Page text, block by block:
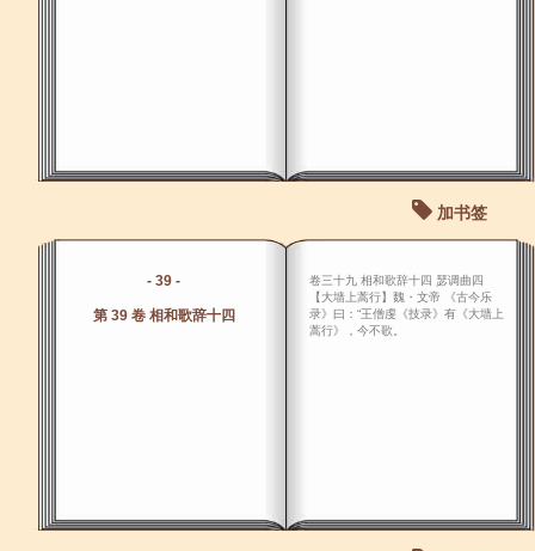
加书签
- 39 -
第 39 卷 相和歌辞十四
卷三十九 相和歌辞十四 瑟调曲四
【大墙上蒿行】魏・文帝 《古今乐
录》曰：“王僧虔《技录》有《大墙上
蒿行》，今不歌。